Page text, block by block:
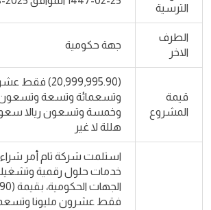
الترسية
الطرف
الاخر
جهة حكومية
قيمة
المشروع
(20,999,995.90)
وتسعمائة وتسعة وتسعون
وخمسة وتسعون ريالا
هللة لا غير
استلمت شركة تام أمر
خدمات حلول رقمية
فقط عشرون مليونا